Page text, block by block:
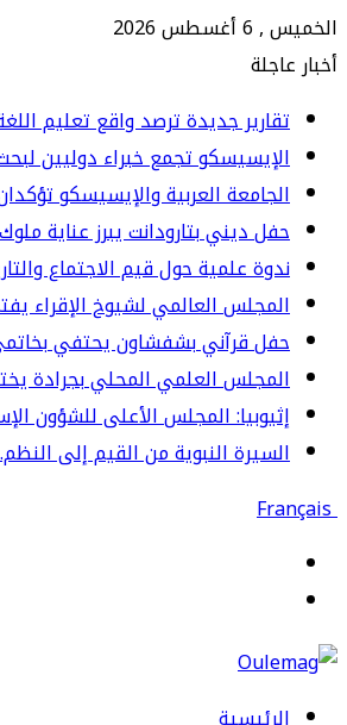
الخميس , 6 أغسطس 2026
أخبار عاجلة
تقارير جديدة ترصد واقع تعليم
الإيسيسكو تجمع خبراء دوليين
الجامعة العربية والإيسيسكو
حفل ديني بتارودانت يبرز عناية
ندوة علمية حول قيم الاجتماع
المجلس العالمي لشيوخ الإقراء
حفل قرآني بشفشاون يحتفي بخاتمي
المجلس العلمي المحلي بجرادة
إثيوبيا: المجلس الأعلى للشؤون
السيرة النبوية من القيم إلى
Français